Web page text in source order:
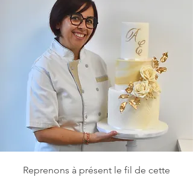
Reprenons à présent le fil de cette